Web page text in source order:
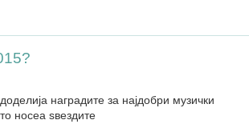
наградите за најдобри музички
носеа ѕвездите